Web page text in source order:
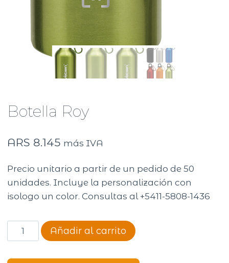
Botella Roy
ARS 8.145 más IVA
Precio unitario a partir de un pedido de 50
unidades. Incluye la personalización con
isologo un color. Consultas al +5411-5808-1436
Botella
Roy
Añadir al carrito